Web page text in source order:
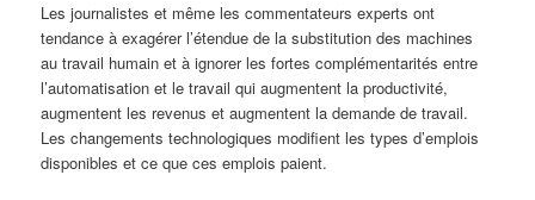
Les journalistes et même les commentateurs experts ont
tendance à exagérer l’étendue de la substitution des machines
au travail humain et à ignorer les fortes complémentarités entre
l’automatisation et le travail qui augmentent la productivité,
augmentent les revenus et augmentent la demande de travail.
Les changements technologiques modifient les types d’emplois
disponibles et ce que ces emplois paient.